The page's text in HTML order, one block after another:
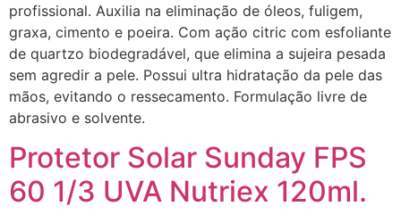
profissional. Auxilia na eliminação de óleos, fuligem,
graxa, cimento e poeira. Com ação citric com esfoliante
de quartzo biodegradável, que elimina a sujeira pesada
sem agredir a pele. Possui ultra hidratação da pele das
mãos, evitando o ressecamento. Formulação livre de
abrasivo e solvente.
Protetor Solar Sunday FPS
60 1/3 UVA Nutriex 120ml.